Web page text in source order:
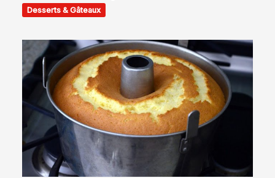
Desserts & Gâteaux